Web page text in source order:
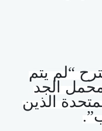
“لم يتم
الجد
الذين